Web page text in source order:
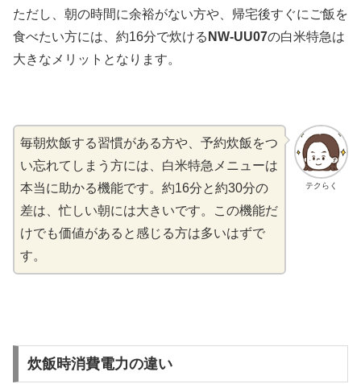
ただし、朝の時間に余裕がない方や、帰宅後すぐにご飯を
食べたい方には、約16分で炊ける NW-UU07の白米特急は
大きなメリットとなります。
テクらく
毎朝炊飯する習慣がある方や、予約炊飯をつ
い忘れてしまう方には、白米特急メニューは
本当に助かる機能です。約16分と約30分の
差は、忙しい朝には大きいです。この機能だ
けでも価値があると感じる方は多いはずで
す。
炊飯時消費電力の違い